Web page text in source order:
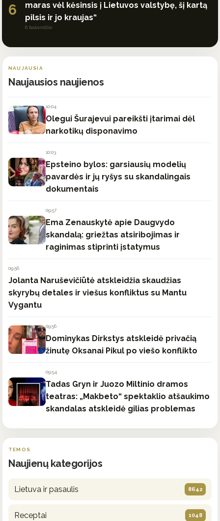
6
maras vėl kėsinsis į Lietuvos valstybę, šį kartą
pilsis ir jo kraujas“
6 balandžio
NAUJAUSIA
Naujausios naujienos
10:04
Olegui Šurajevui pareikšti įtarimai dėl
narkotikų disponavimo
10:03
Epsteino bylos: garsiausių modelių
pavardės ir jų ryšys su skandalingais
dokumentais
09:57
Ema Zenauskytė apie Daugvydo
skandalą: griežtas atsiribojimas ir
raginimas stiprinti įstatymus
09:56
Jolanta Naruševičiūtė atskleidžia skaudžias
skyrybų detales ir viešus konfliktus su Mantu
Vygantu
09:56
Dominykas Dirkstys atskleidė privačią
žinutę Oksanai Pikul po viešo konflikto
09:54
Tadas Gryn ir Juozo Miltinio dramos
teatras: „Makbeto“ spektaklio atšaukimo
skandalas atskleidė gilias problemas
TEMOS
Naujienų kategorijos
Lietuva ir pasaulis 8642
Receptai 1048